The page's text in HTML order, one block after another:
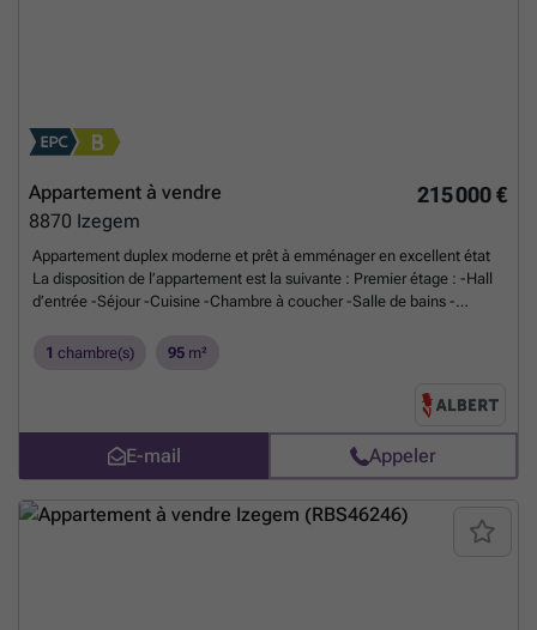
215 000 €
Appartement à vendre
8870 Izegem
Appartement duplex moderne et prêt à emménager en excellent état
La disposition de l’appartement est la suivante : Premier étage : -Hall
d’entrée -Séjour -Cuisine -Chambre à coucher -Salle de bains -
bains Atouts supplémentaires : -2 salles de bains -Logement économe
Planifiez rapidement votre visite via ### ou contactez Maxim au
1 chambre(s) 95 m²
E-mail Appeler